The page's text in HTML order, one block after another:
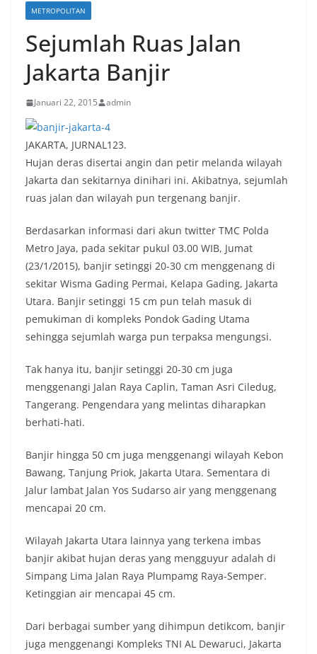
METROPOLITAN
Sejumlah Ruas Jalan
Jakarta Banjir
Januari 22, 2015 admin
JAKARTA, JURNAL123.
Hujan deras disertai angin dan petir melanda wilayah
Jakarta dan sekitarnya dinihari ini. Akibatnya, sejumlah
ruas jalan dan wilayah pun tergenang banjir.
Berdasarkan informasi dari akun twitter TMC Polda
Metro Jaya, pada sekitar pukul 03.00 WIB, Jumat
(23/1/2015), banjir setinggi 20-30 cm menggenang di
sekitar Wisma Gading Permai, Kelapa Gading, Jakarta
Utara. Banjir setinggi 15 cm pun telah masuk di
pemukiman di kompleks Pondok Gading Utama
sehingga sejumlah warga pun terpaksa mengungsi.
Tak hanya itu, banjir setinggi 20-30 cm juga
menggenangi Jalan Raya Caplin, Taman Asri Ciledug,
Tangerang. Pengendara yang melintas diharapkan
berhati-hati.
Banjir hingga 50 cm juga menggenangi wilayah Kebon
Bawang, Tanjung Priok, Jakarta Utara. Sementara di
Jalur lambat Jalan Yos Sudarso air yang menggenang
mencapai 20 cm.
Wilayah Jakarta Utara lainnya yang terkena imbas
banjir akibat hujan deras yang mengguyur adalah di
Simpang Lima Jalan Raya Plumpamg Raya-Semper.
Ketinggian air mencapai 45 cm.
Dari berbagai sumber yang dihimpun detikcom, banjir
juga menggenangi Kompleks TNI AL Dewaruci, Jakarta